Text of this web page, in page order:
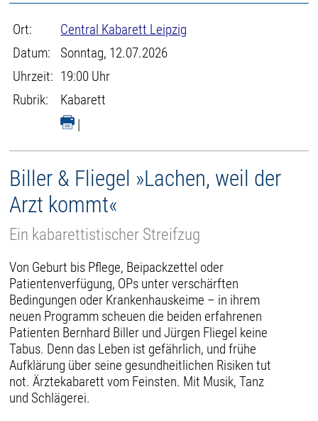
Ort:
Central Kabarett Leipzig
Datum:
Sonntag, 12.07.2026
Uhrzeit: 19:00 Uhr
Rubrik:
Kabarett
|
Biller & Fliegel »Lachen, weil der
Arzt kommt«
Ein kabarettistischer Streifzug
Von Geburt bis Pflege, Beipackzettel oder
Patientenverfügung, OPs unter verschärften
Bedingungen oder Krankenhauskeime – in ihrem
neuen Programm scheuen die beiden erfahrenen
Patienten Bernhard Biller und Jürgen Fliegel keine
Tabus. Denn das Leben ist gefährlich, und frühe
Aufklärung über seine gesundheitlichen Risiken tut
not. Ärztekabarett vom Feinsten. Mit Musik, Tanz
und Schlägerei.